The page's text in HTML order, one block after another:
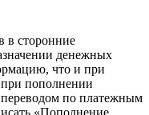
в сторонние
денежных
что и при
пополнении
по платежным
«Пополнение